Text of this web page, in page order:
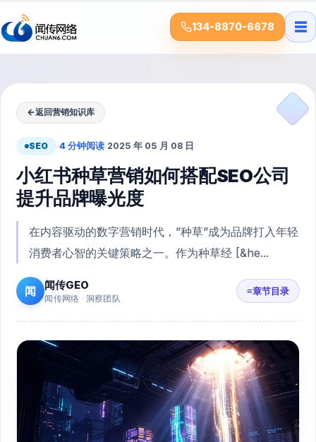
134-8870-6678 ☰
←返回营销知识库
SEO ·4 分钟阅读·2025 年 05 月 08 日
小红书种草营销如何搭配SEO公司
提升品牌曝光度
在内容驱动的数字营销时代，”种草”成为品牌打入年轻
消费者心智的关键策略之一。作为种草经 [&he...
闻 闻传GEO
闻传网络 · 洞察团队
≡章节目录